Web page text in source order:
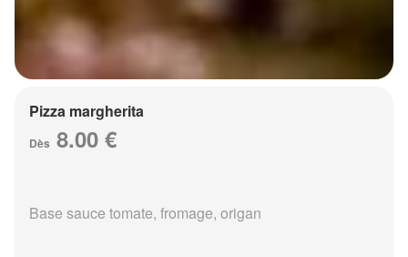
Pizza margherita
Dès 8.00 €
Base sauce tomate, fromage, origan